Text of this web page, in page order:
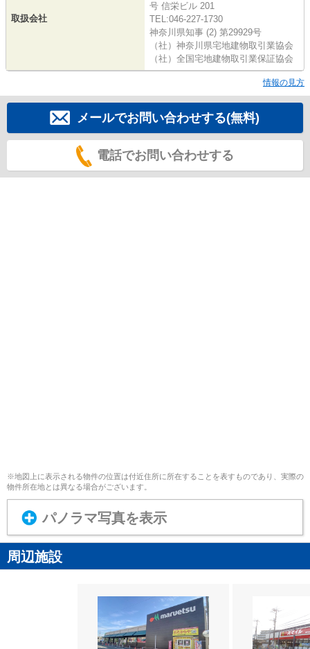
取扱会社
号 信栄ビル 201
TEL:046-227-1730
神奈川県知事 (2) 第29929号
（社）神奈川県宅地建物取引業協会
（社）全国宅地建物取引業保証協会
情報の見方
メールでお問い合わせする(無料)
電話でお問い合わせする
※地図上に表示される物件の位置は付近住所に所在することを表すものであり、実際の
物件所在地とは異なる場合がございます。
パノラマ写真を表示
周辺施設